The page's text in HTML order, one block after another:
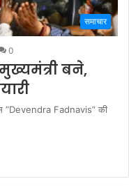
समाचार
0
बने,
”Devendra Fadnavis” की